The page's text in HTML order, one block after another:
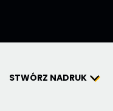
STWÓRZ NADRUK